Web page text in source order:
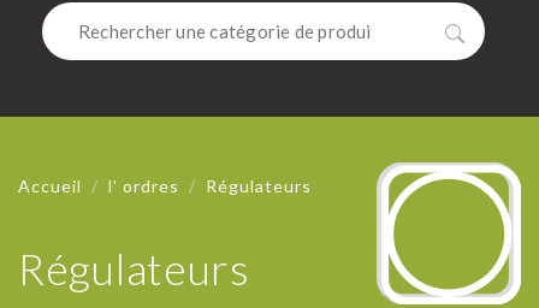
Régulateurs
Accueil l' ordres Régulateurs